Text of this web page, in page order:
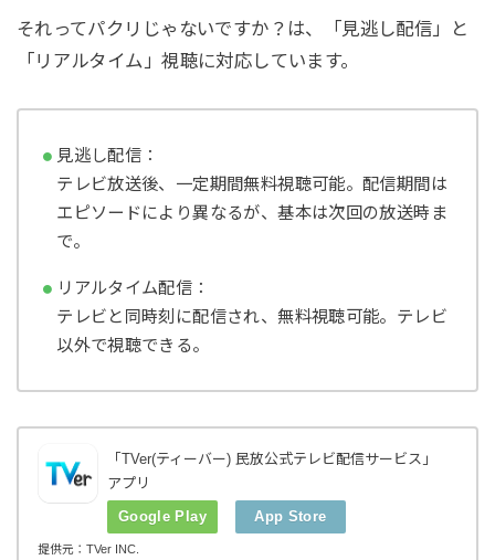
それってパクリじゃないですか？は、「見逃し配信」と
「リアルタイム」視聴に対応しています。
見逃し配信：
テレビ放送後、一定期間無料視聴可能。配信期間は
エピソードにより異なるが、基本は次回の放送時ま
で。
リアルタイム配信：
テレビと同時刻に配信され、無料視聴可能。テレビ
以外で視聴できる。
「TVer(ティーバー) 民放公式テレビ配信サービス」
アプリ
Google Play
App Store
提供元：TVer INC.